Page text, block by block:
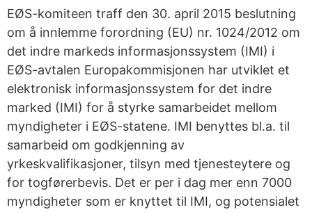
EØS-komiteen traff den 30. april 2015 beslutning
om å innlemme forordning (EU) nr. 1024/2012 om
det indre markeds informasjonssystem (IMI) i
EØS-avtalen Europakommisjonen har utviklet et
elektronisk informasjonssystem for det indre
marked (IMI) for å styrke samarbeidet mellom
myndigheter i EØS-statene. IMI benyttes bl.a. til
samarbeid om godkjenning av
yrkeskvalifikasjoner, tilsyn med tjenesteytere og
for togførerbevis. Det er per i dag mer enn 7000
myndigheter som er knyttet til IMI, og potensialet